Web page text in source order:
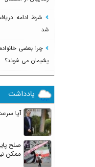
شرط ادامه
شد
چرا بعضی
پشیمان می شوند؟
یادداشت
آیا
صلح
ممکن